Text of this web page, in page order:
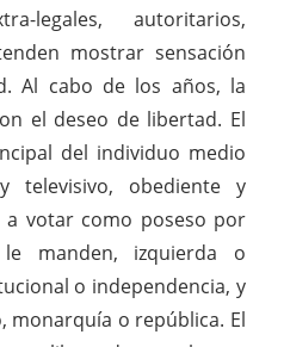
legales, autoritarios,
mostrar sensación
Al cabo de los años, la
el deseo de libertad. El
del individuo medio
televisivo, obediente y
votar como poseso por
manden, izquierda o
o independencia, y
monarquía o república. El